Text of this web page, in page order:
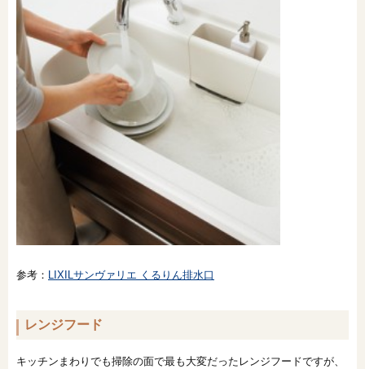
参考： LIXILサンヴァリエ くるりん排水口
レンジフード
キッチンまわりでも掃除の面で最も大変だったレンジフードですが、